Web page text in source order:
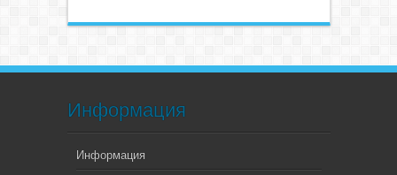
Информация
Информация